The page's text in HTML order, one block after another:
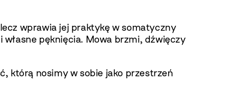
wprawia jej praktykę w somatyczny
pęknięcia. Mowa brzmi, dźwięczy
którą nosimy w sobie jako przestrzeń